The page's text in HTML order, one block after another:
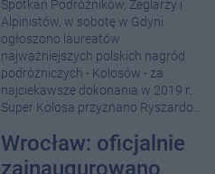
Spotkań Podróżników, Żeglarzy i
Alpinistów, w sobotę w Gdyni
ogłoszono laureatów
najważniejszych polskich nagród
podróżniczych - Kolosów - za
najciekawsze dokonania w 2019 r.
Super Kolosa przyznano Ryszardo...
Wrocław: oficjalnie
zainaugurowano